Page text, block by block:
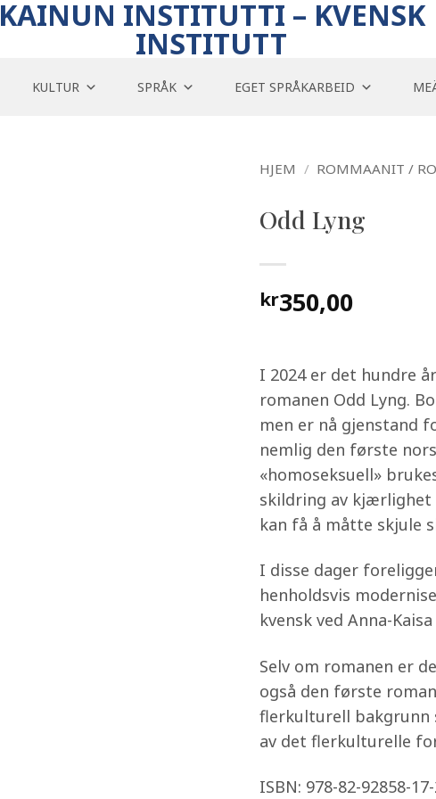
KAINUN INSTITUTTI – KVENSK
INSTITUTT
KULTUR SPRÅK EGET SPRÅKARBEID
HJEM / ROMMAANIT /
Odd Lyng
kr350,00
I 2024 er det hundre
romanen Odd Lyng.
men er nå gjenstand
nemlig den første
«homoseksuell»
skildring av kjærlighet
kan få å måtte skjule
I disse dager
henholdsvis
kvensk ved Anna-
Selv om romanen er
også den første
flerkulturell bakgrunn
av det flerkulturelle
ISBN: 978-82-92858-